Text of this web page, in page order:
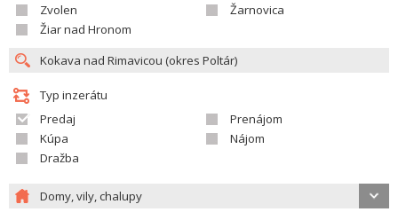
Zvolen
Žarnovica
Žiar nad Hronom
Typ inzerátu
Predaj
Prenájom
Kúpa
Nájom
Dražba
Domy, vily, chalupy